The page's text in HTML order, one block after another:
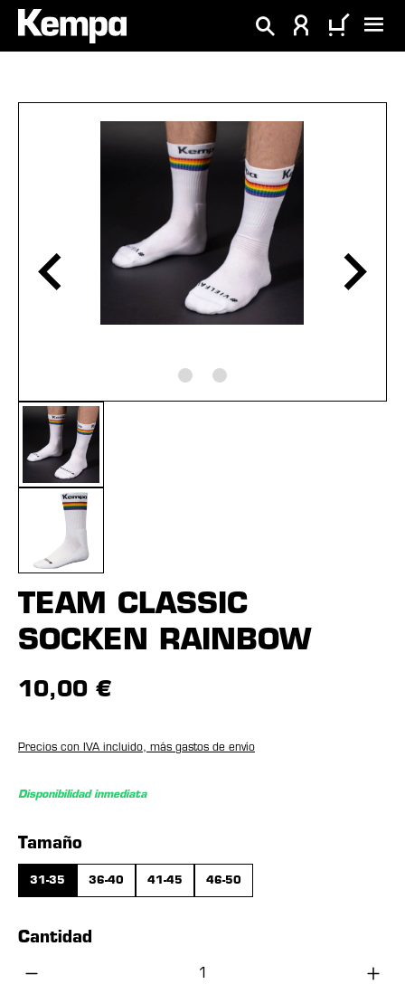
principal
TEAM CLASSIC
SOCKEN RAINBOW
10,00 €
Precios con IVA incluido, más gastos de envío
Disponibilidad inmediata
Seleccione
Tamaño
31-35 36-40 41-45 46-50
Cantidad
Cantidad del producto: introduce la